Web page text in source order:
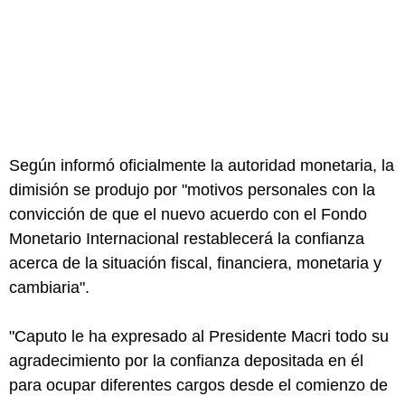
Según informó oficialmente la autoridad monetaria, la
dimisión se produjo por "motivos personales con la
convicción de que el nuevo acuerdo con el Fondo
Monetario Internacional restablecerá la confianza
acerca de la situación fiscal, financiera, monetaria y
cambiaria".
"Caputo le ha expresado al Presidente Macri todo su
agradecimiento por la confianza depositada en él
para ocupar diferentes cargos desde el comienzo de